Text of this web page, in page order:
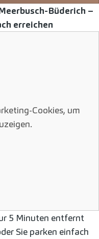
Büderich –
erreichen
Cookies, um
5 Minuten entfernt
Sie parken einfach